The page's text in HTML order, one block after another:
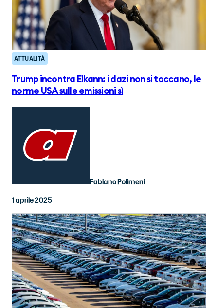
ATTUALITÀ
Trump incontra Elkann: i dazi non si toccano, le
norme USA sulle emissioni sì
Fabiano Polimeni
1 aprile 2025